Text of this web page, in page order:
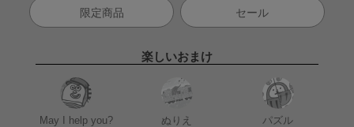
限定商品 セール
楽しいおまけ
May I help you? ぬりえ パズル